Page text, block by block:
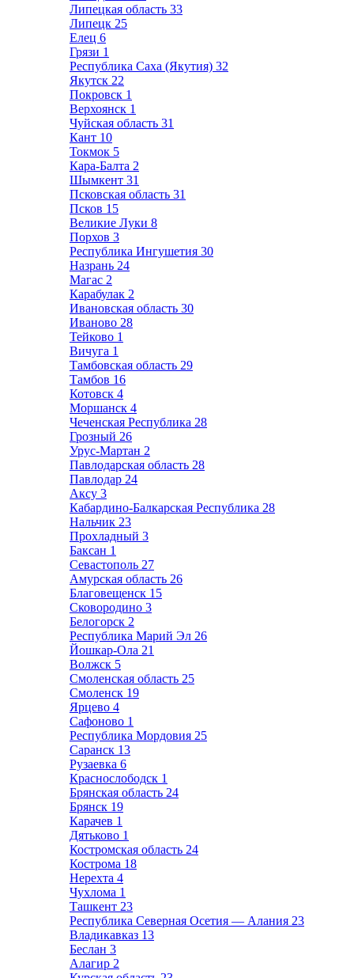
Липецкая область 33
Липецк 25
Елец 6
Грязи 1
Республика Саха (Якутия) 32
Якутск 22
Покровск 1
Верхоянск 1
Чуйская область 31
Кант 10
Токмок 5
Кара-Балта 2
Шымкент 31
Псковская область 31
Псков 15
Великие Луки 8
Порхов 3
Республика Ингушетия 30
Назрань 24
Магас 2
Карабулак 2
Ивановская область 30
Иваново 28
Тейково 1
Вичуга 1
Тамбовская область 29
Тамбов 16
Котовск 4
Моршанск 4
Чеченская Республика 28
Грозный 26
Урус-Мартан 2
Павлодарская область 28
Павлодар 24
Аксу 3
Кабардино-Балкарская Республика 28
Нальчик 23
Прохладный 3
Баксан 1
Севастополь 27
Амурская область 26
Благовещенск 15
Сковородино 3
Белогорск 2
Республика Марий Эл 26
Йошкар-Ола 21
Волжск 5
Смоленская область 25
Смоленск 19
Ярцево 4
Сафоново 1
Республика Мордовия 25
Саранск 13
Рузаевка 6
Краснослободск 1
Брянская область 24
Брянск 19
Карачев 1
Дятьково 1
Костромская область 24
Кострома 18
Нерехта 4
Чухлома 1
Ташкент 23
Республика Северная Осетия — Алания 23
Владикавказ 13
Беслан 3
Алагир 2